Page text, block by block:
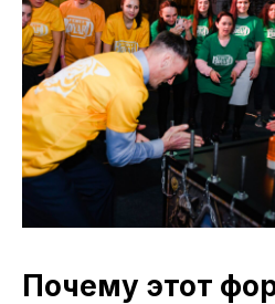
Почему этот